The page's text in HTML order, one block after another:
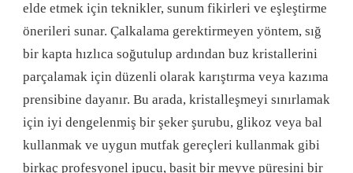
IÇIN
EKSIKSIZ
REHBER
IÇIN
elde etmek için teknikler, sunum fikirleri ve eşleştirme
önerileri sunar. Çalkalama gerektirmeyen yöntem, sığ
bir kapta hızlıca soğutulup ardından buz kristallerini
parçalamak için düzenli olarak karıştırma veya kazıma
prensibine dayanır. Bu arada, kristalleşmeyi sınırlamak
için iyi dengelenmiş bir şeker şurubu, glikoz veya bal
kullanmak ve uygun mutfak gereçleri kullanmak gibi
birkaç profesyonel ipucu, basit bir meyve püresini bir